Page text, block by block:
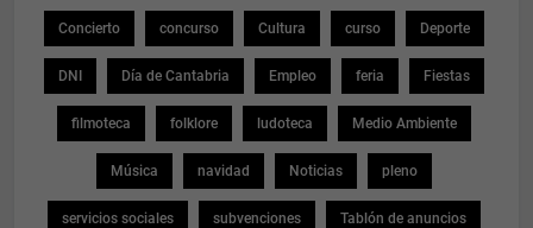
Concierto concurso Cultura curso Deporte
DNI Día de Cantabria Empleo feria Fiestas
filmoteca folklore ludoteca Medio Ambiente
Música navidad Noticias pleno
servicios sociales subvenciones Tablón de anuncios